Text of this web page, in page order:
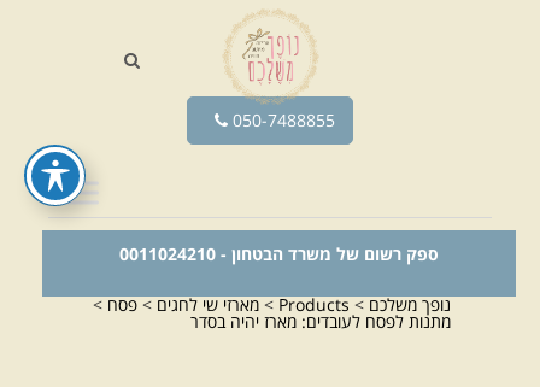
050-7488855
ספק רשום של משרד הבטחון - 0011024210
נופך משלכם>
Products
>מארזי שי לחגים>פסח>
מתנות לפסח לעובדים: מארז יהיה בסדר